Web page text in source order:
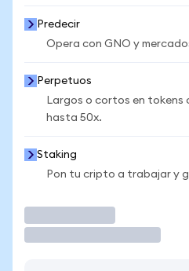
Predecir
Opera con GNO y
Perpetuos
Largos o cortos en tokens
hasta 50x.
Staking
Pon tu cripto a trabajar y